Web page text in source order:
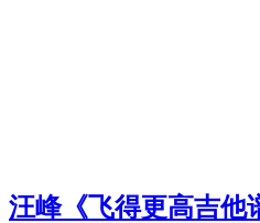
汪峰《飞得更高吉他